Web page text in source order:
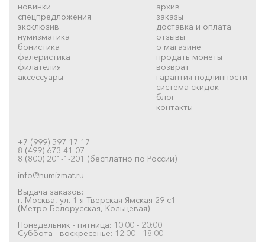
новинки
спецпредложения
эксклюзив
нумизматика
бонистика
фалеристика
филателия
аксессуары
архив
заказы
доставка и оплата
отзывы
о магазине
продать монеты
возврат
гарантия подлинности
система скидок
блог
контакты
+7 (999) 597-17-17
8 (499) 673-41-07
8 (800) 201-1-201 (бесплатно по России)
info@numizmat.ru
Выдача заказов:
г. Москва, ул. 1-я Тверская-Ямская 29 с1
(Метро Белорусская, Кольцевая)
Понедельник - пятница: 10:00 - 20:00
Суббота - воскресенье: 12:00 - 18:00